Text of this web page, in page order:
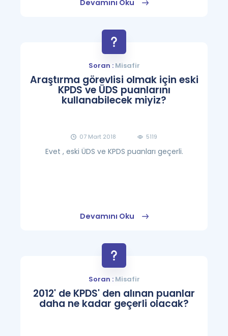
Devamını Oku
Soran :Misafir
Araştırma görevlisi olmak için eski
KPDS ve ÜDS puanlarını
kullanabilecek miyiz?
07 Mart 2018 5119
Evet , eski ÜDS ve KPDS puanları geçerli.
Devamını Oku
Soran :Misafir
2012' de KPDS' den alınan puanlar
daha ne kadar geçerli olacak?